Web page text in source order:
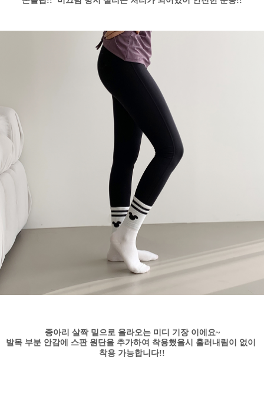
종아리 살짝 밑으로 올라오는 미디 기장 이에요~
발목 부분 안감에 스판 원단을 추가하여 착용했을시 흘러내림이 없이
착용 가능합니다!!